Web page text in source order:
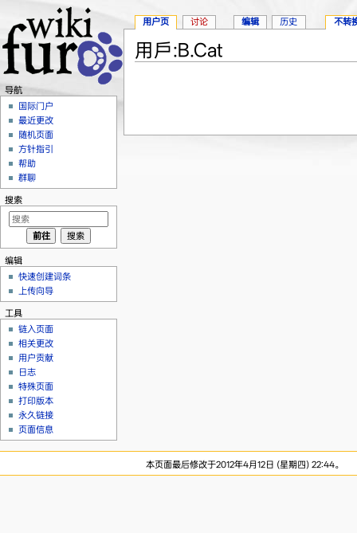
用戶:B.Cat
用户页 讨论 编辑 历史 不转
导航
国际门户
最近更改
随机页面
方针指引
帮助
群聊
搜索
编辑
快速创建词条
上传向导
工具
链入页面
相关更改
用户贡献
日志
特殊页面
打印版本
永久链接
页面信息
本页面最后修改于2012年4月12日 (星期四) 22:44。